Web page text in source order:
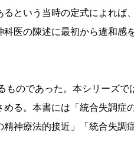
という当時の定式によれば
医の陳述に最初から違和感
ものであった。本シリーズで
る。本書には「統合失調症
神療法的接近」「統合失調